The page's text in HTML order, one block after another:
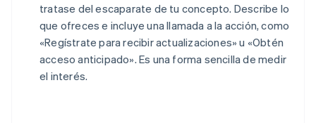
tratase del escaparate de tu concepto. Describe lo
que ofreces e incluye una llamada a la acción, como
«Regístrate para recibir actualizaciones» u «Obtén
acceso anticipado». Es una forma sencilla de medir
el interés.